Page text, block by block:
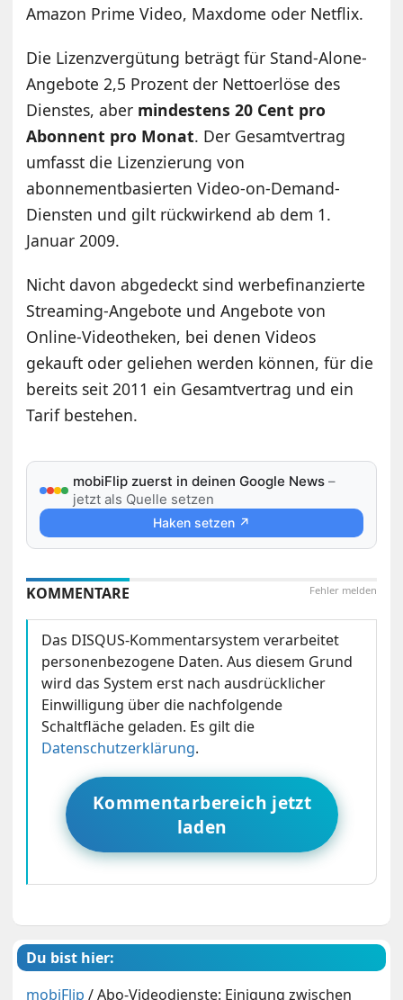
Amazon Prime Video, Maxdome oder Netflix.
Die Lizenzvergütung beträgt für Stand-Alone-
Angebote 2,5 Prozent der Nettoerlöse des
Dienstes, aber mindestens 20 Cent pro
Abonnent pro Monat. Der Gesamtvertrag
umfasst die Lizenzierung von
abonnementbasierten Video-on-Demand-
Diensten und gilt rückwirkend ab dem 1.
Januar 2009.
Nicht davon abgedeckt sind werbefinanzierte
Streaming-Angebote und Angebote von
Online-Videotheken, bei denen Videos
gekauft oder geliehen werden können, für die
bereits seit 2011 ein Gesamtvertrag und ein
Tarif bestehen.
mobiFlip zuerst in deinen Google News –
jetzt als Quelle setzen
Haken setzen ↗
Fehler melden
KOMMENTARE
Das DISQUS-Kommentarsystem verarbeitet
personenbezogene Daten. Aus diesem Grund
wird das System erst nach ausdrücklicher
Einwilligung über die nachfolgende
Schaltfläche geladen. Es gilt die
Datenschutzerklärung.
Kommentarbereich jetzt
laden
Du bist hier:
mobiFlip /Abo-Videodienste: Einigung zwischen